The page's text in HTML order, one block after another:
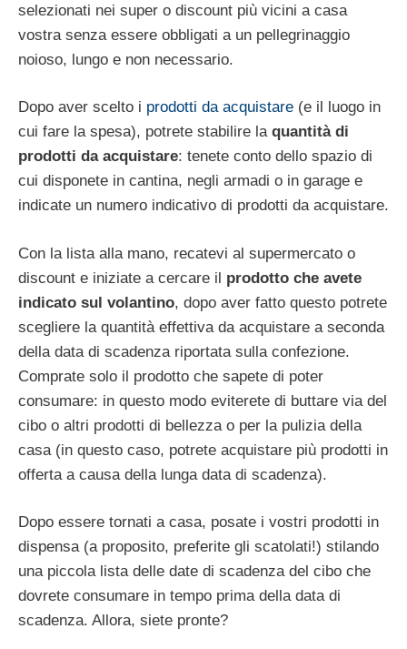
selezionati nei super o discount più vicini a casa
vostra senza essere obbligati a un pellegrinaggio
noioso, lungo e non necessario.
Dopo aver scelto i prodotti da acquistare (e il luogo in
cui fare la spesa), potrete stabilire la quantità di
prodotti da acquistare: tenete conto dello spazio di
cui disponete in cantina, negli armadi o in garage e
indicate un numero indicativo di prodotti da acquistare.
Con la lista alla mano, recatevi al supermercato o
discount e iniziate a cercare il prodotto che avete
indicato sul volantino, dopo aver fatto questo potrete
scegliere la quantità effettiva da acquistare a seconda
della data di scadenza riportata sulla confezione.
Comprate solo il prodotto che sapete di poter
consumare: in questo modo eviterete di buttare via del
cibo o altri prodotti di bellezza o per la pulizia della
casa (in questo caso, potrete acquistare più prodotti in
offerta a causa della lunga data di scadenza).
Dopo essere tornati a casa, posate i vostri prodotti in
dispensa (a proposito, preferite gli scatolati!) stilando
una piccola lista delle date di scadenza del cibo che
dovrete consumare in tempo prima della data di
scadenza. Allora, siete pronte?